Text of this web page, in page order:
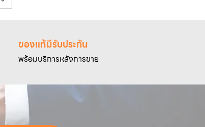
ของแท้มีรับประกัน
พร้อมบริการหลังการขาย